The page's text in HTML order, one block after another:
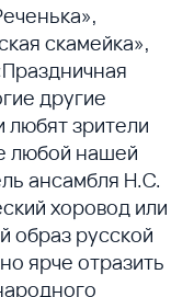
скамейка»,
другие
зрители
любой нашей
ансамбля Н.С.
хоровод или
образ русской
ярче отразить